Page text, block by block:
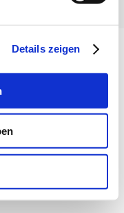
Details zeigen